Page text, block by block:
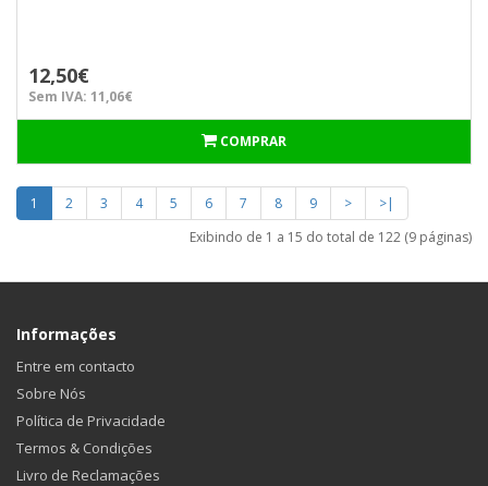
12,50€
Sem IVA: 11,06€
COMPRAR
1 2 3 4 5 6 7 8 9 >
>|
Exibindo de 1 a 15 do total de 122 (9 páginas)
Informações
Entre em contacto
Sobre Nós
Política de Privacidade
Termos & Condições
Livro de Reclamações